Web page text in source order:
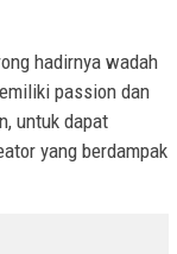
hadirnya wadah
passion dan
untuk dapat
yang berdampak